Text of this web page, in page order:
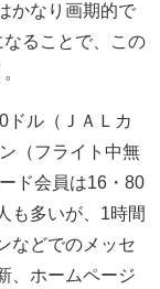
かなり画期的で
ることで、この
ル（ＪＡＬカ
（フライト中無
ド会員は16・80
も多いが、1時間
などでのメッセ
、ホームページ